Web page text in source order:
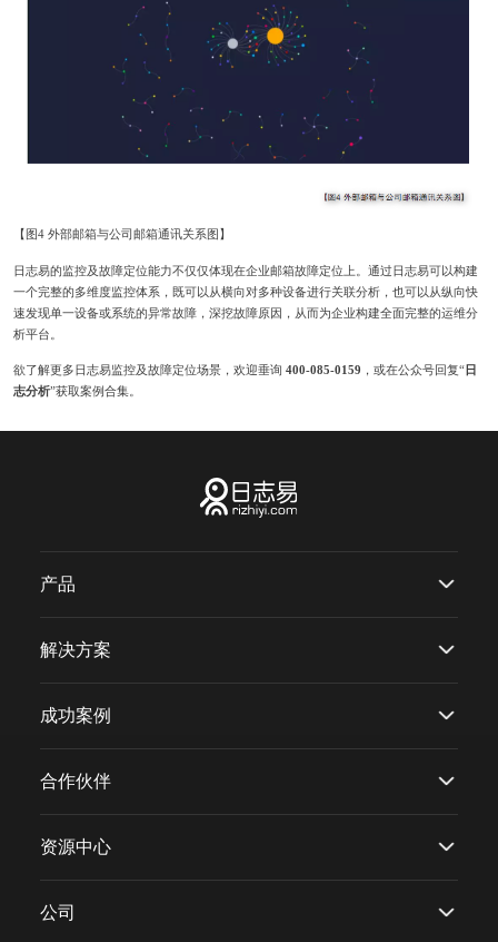
【图4 外部邮箱与公司邮箱通讯关系图】
日志易的监控及故障定位能力不仅仅体现在企业邮箱故障定位上。通过日志易可以构建
一个完整的多维度监控体系，既可以从横向对多种设备进行关联分析，也可以从纵向快
速发现单一设备或系统的异常故障，深挖故障原因，从而为企业构建全面完整的运维分
析平台。
欲了解更多日志易监控及故障定位场景，欢迎垂询 400-085-0159 ，或在公众号回复“日
志分析”获取案例合集。
产品
解决方案
成功案例
合作伙伴
资源中心
公司